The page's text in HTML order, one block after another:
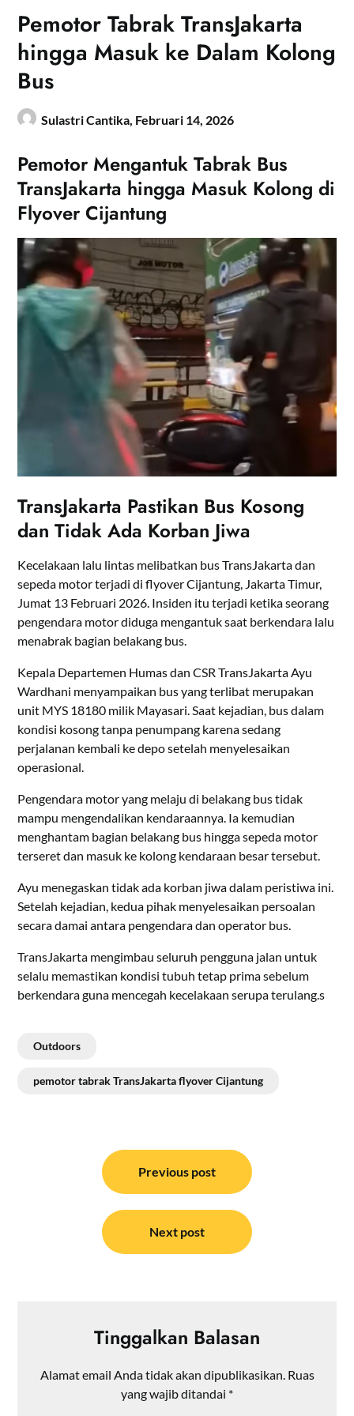
Pemotor Tabrak TransJakarta
hingga Masuk ke Dalam Kolong
Bus
Sulastri Cantika, Februari 14, 2026
Pemotor Mengantuk Tabrak Bus
TransJakarta hingga Masuk Kolong di
Flyover Cijantung
TransJakarta Pastikan Bus Kosong
dan Tidak Ada Korban Jiwa
Kecelakaan lalu lintas melibatkan bus TransJakarta dan
sepeda motor terjadi di flyover Cijantung, Jakarta Timur,
Jumat 13 Februari 2026. Insiden itu terjadi ketika seorang
pengendara motor diduga mengantuk saat berkendara lalu
menabrak bagian belakang bus.
Kepala Departemen Humas dan CSR TransJakarta Ayu
Wardhani menyampaikan bus yang terlibat merupakan
unit MYS 18180 milik Mayasari. Saat kejadian, bus dalam
kondisi kosong tanpa penumpang karena sedang
perjalanan kembali ke depo setelah menyelesaikan
operasional.
Pengendara motor yang melaju di belakang bus tidak
mampu mengendalikan kendaraannya. Ia kemudian
menghantam bagian belakang bus hingga sepeda motor
terseret dan masuk ke kolong kendaraan besar tersebut.
Ayu menegaskan tidak ada korban jiwa dalam peristiwa ini.
Setelah kejadian, kedua pihak menyelesaikan persoalan
secara damai antara pengendara dan operator bus.
TransJakarta mengimbau seluruh pengguna jalan untuk
selalu memastikan kondisi tubuh tetap prima sebelum
berkendara guna mencegah kecelakaan serupa terulang.s
Outdoors
pemotor tabrak TransJakarta flyover Cijantung
Previous post
Next post
Tinggalkan Balasan
Alamat email Anda tidak akan dipublikasikan. Ruas
yang wajib ditandai *